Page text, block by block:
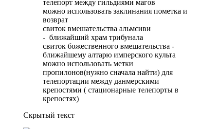
телепорт между гильдиями магов
можно использовать заклинания пометка и
возврат
свиток вмешательства альмсиви
- ближайший храм трибунала
свиток божественного вмешательства -
ближайшему алтарю имперского культа
можно использовать метки
пропилонов(нужно сначала найти) для
телепортации между данмерскими
крепостями ( стационарные телепорты в
крепостях)
Скрытый текст